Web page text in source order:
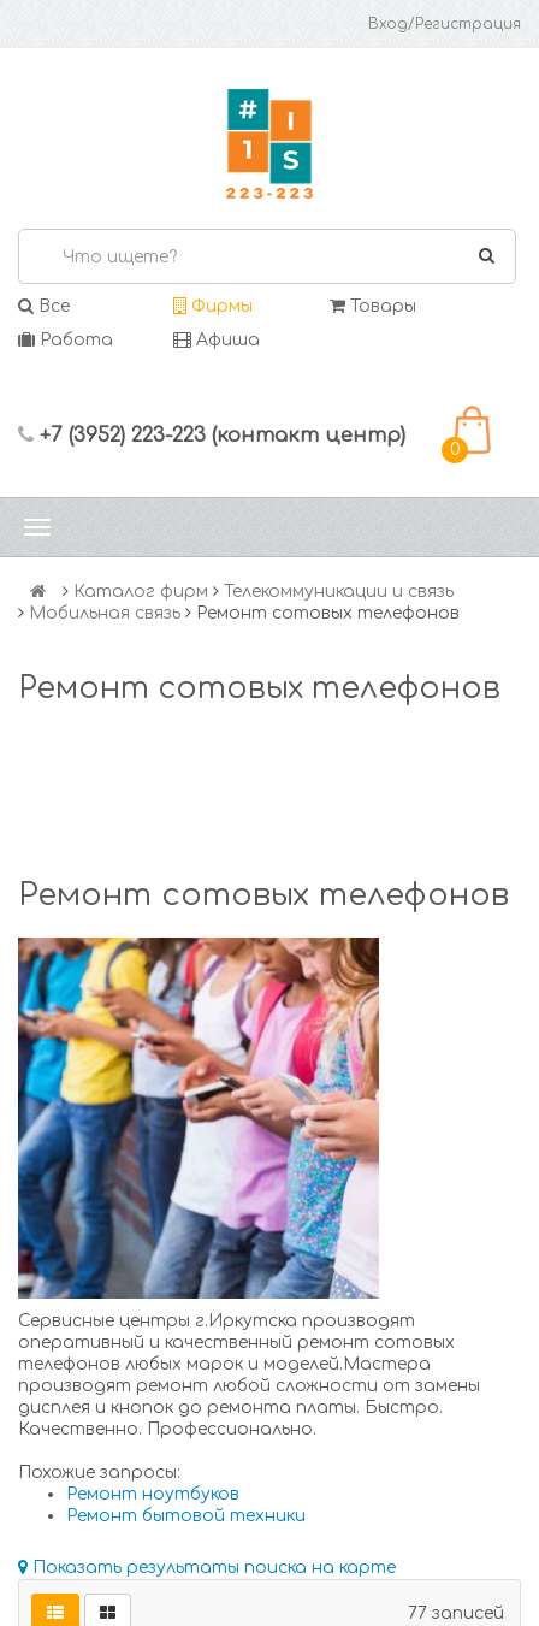
Вход/Регистрация
Все Фирмы
Товары
Работа
Афиша
+7 (3952) 223-223 (контакт центр)
0
Каталог фирм
Телекоммуникации и связь
Мобильная связь
Ремонт сотовых телефонов
Ремонт сотовых телефонов
Ремонт сотовых телефонов
Сервисные центры г.Иркутска производят
оперативный и качественный ремонт сотовых
телефонов любых марок и моделей.Мастера
производят ремонт любой сложности от замены
дисплея и кнопок до ремонта платы. Быстро.
Качественно. Профессионально.
Похожие запросы:
Ремонт ноутбуков
Ремонт бытовой техники
Показать результаты поиска на карте
77 записей